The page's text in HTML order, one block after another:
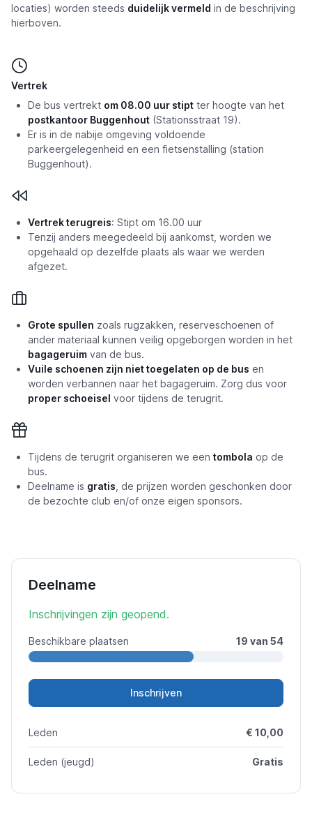
locaties) worden steeds duidelijk vermeld in de beschrijving
hierboven.
Vertrek
De bus vertrekt om 08.00 uur stipt ter hoogte van het
postkantoor Buggenhout (Stationsstraat 19).
Er is in de nabije omgeving voldoende
parkeergelegenheid en een fietsenstalling (station
Buggenhout).
Vertrek terugreis: Stipt om 16.00 uur
Tenzij anders meegedeeld bij aankomst, worden we
opgehaald op dezelfde plaats als waar we werden
afgezet.
Grote spullen zoals rugzakken, reserveschoenen of
ander materiaal kunnen veilig opgeborgen worden in het
bagageruim van de bus.
Vuile schoenen zijn niet toegelaten op de bus en
worden verbannen naar het bagageruim. Zorg dus voor
proper schoeisel voor tijdens de terugrit.
Tijdens de terugrit organiseren we een tombola op de
bus.
Deelname is gratis , de prijzen worden geschonken door
de bezochte club en/of onze eigen sponsors.
Deelname
Inschrijvingen zijn geopend.
Beschikbare plaatsen 19 van 54
Inschrijven
Leden € 10,00
Leden (jeugd) Gratis